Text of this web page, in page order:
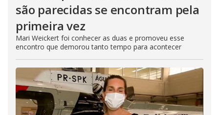
são parecidas se encontram pela
primeira vez
Mari Weickert foi conhecer as duas e promoveu esse
encontro que demorou tanto tempo para acontecer